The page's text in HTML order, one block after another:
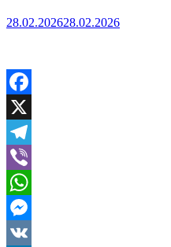
28.02.202628.02.2026
Facebook
X
Telegram
Viber
WhatsApp
Messenger